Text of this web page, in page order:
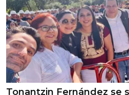
Tonantzin Fernández se